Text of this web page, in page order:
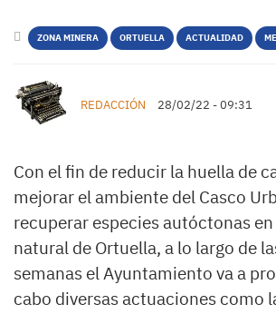
ZONA MINERA ORTUELLA ACTUALIDAD
REDACCIÓN 28/02/22 - 09:31
Con el fin de reducir la huella de
mejorar el ambiente del Casco
recuperar especies autóctonas
natural de Ortuella, a lo largo de
semanas el Ayuntamiento va a
cabo diversas actuaciones como